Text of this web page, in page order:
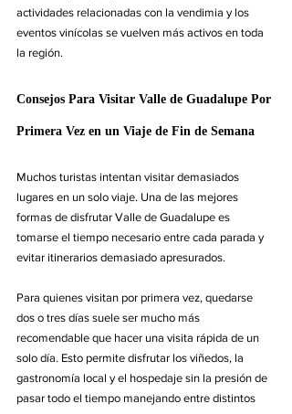
actividades relacionadas con la vendimia y los
eventos vinícolas se vuelven más activos en toda
la región.
Consejos Para Visitar Valle de Guadalupe Por
Primera Vez en un Viaje de Fin de Semana
Muchos turistas intentan visitar demasiados
lugares en un solo viaje. Una de las mejores
formas de disfrutar Valle de Guadalupe es
tomarse el tiempo necesario entre cada parada y
evitar itinerarios demasiado apresurados.
Para quienes visitan por primera vez, quedarse
dos o tres días suele ser mucho más
recomendable que hacer una visita rápida de un
solo día. Esto permite disfrutar los viñedos, la
gastronomía local y el hospedaje sin la presión de
pasar todo el tiempo manejando entre distintos